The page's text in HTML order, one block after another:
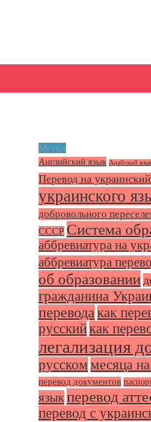
Метки
Английский язык Арабский
Перевод на
украинского
добровольного
СССР Система
аббревиатура на
аббревиатура
об образовании
гражданина
перевода как
русскийкак
легализация
русском месяца
перевод документов
языкперевод
перевод с